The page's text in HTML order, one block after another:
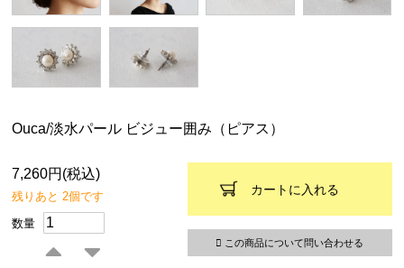
Ouca/淡水パール ビジュー囲み（ピアス）
7,260円(税込)
残りあと 2個です
数量
カートに入れる
この商品について問い合わせる